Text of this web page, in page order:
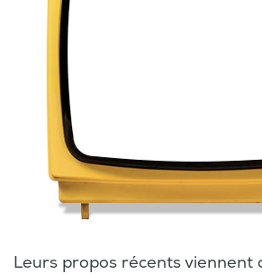
Leurs propos récents viennent